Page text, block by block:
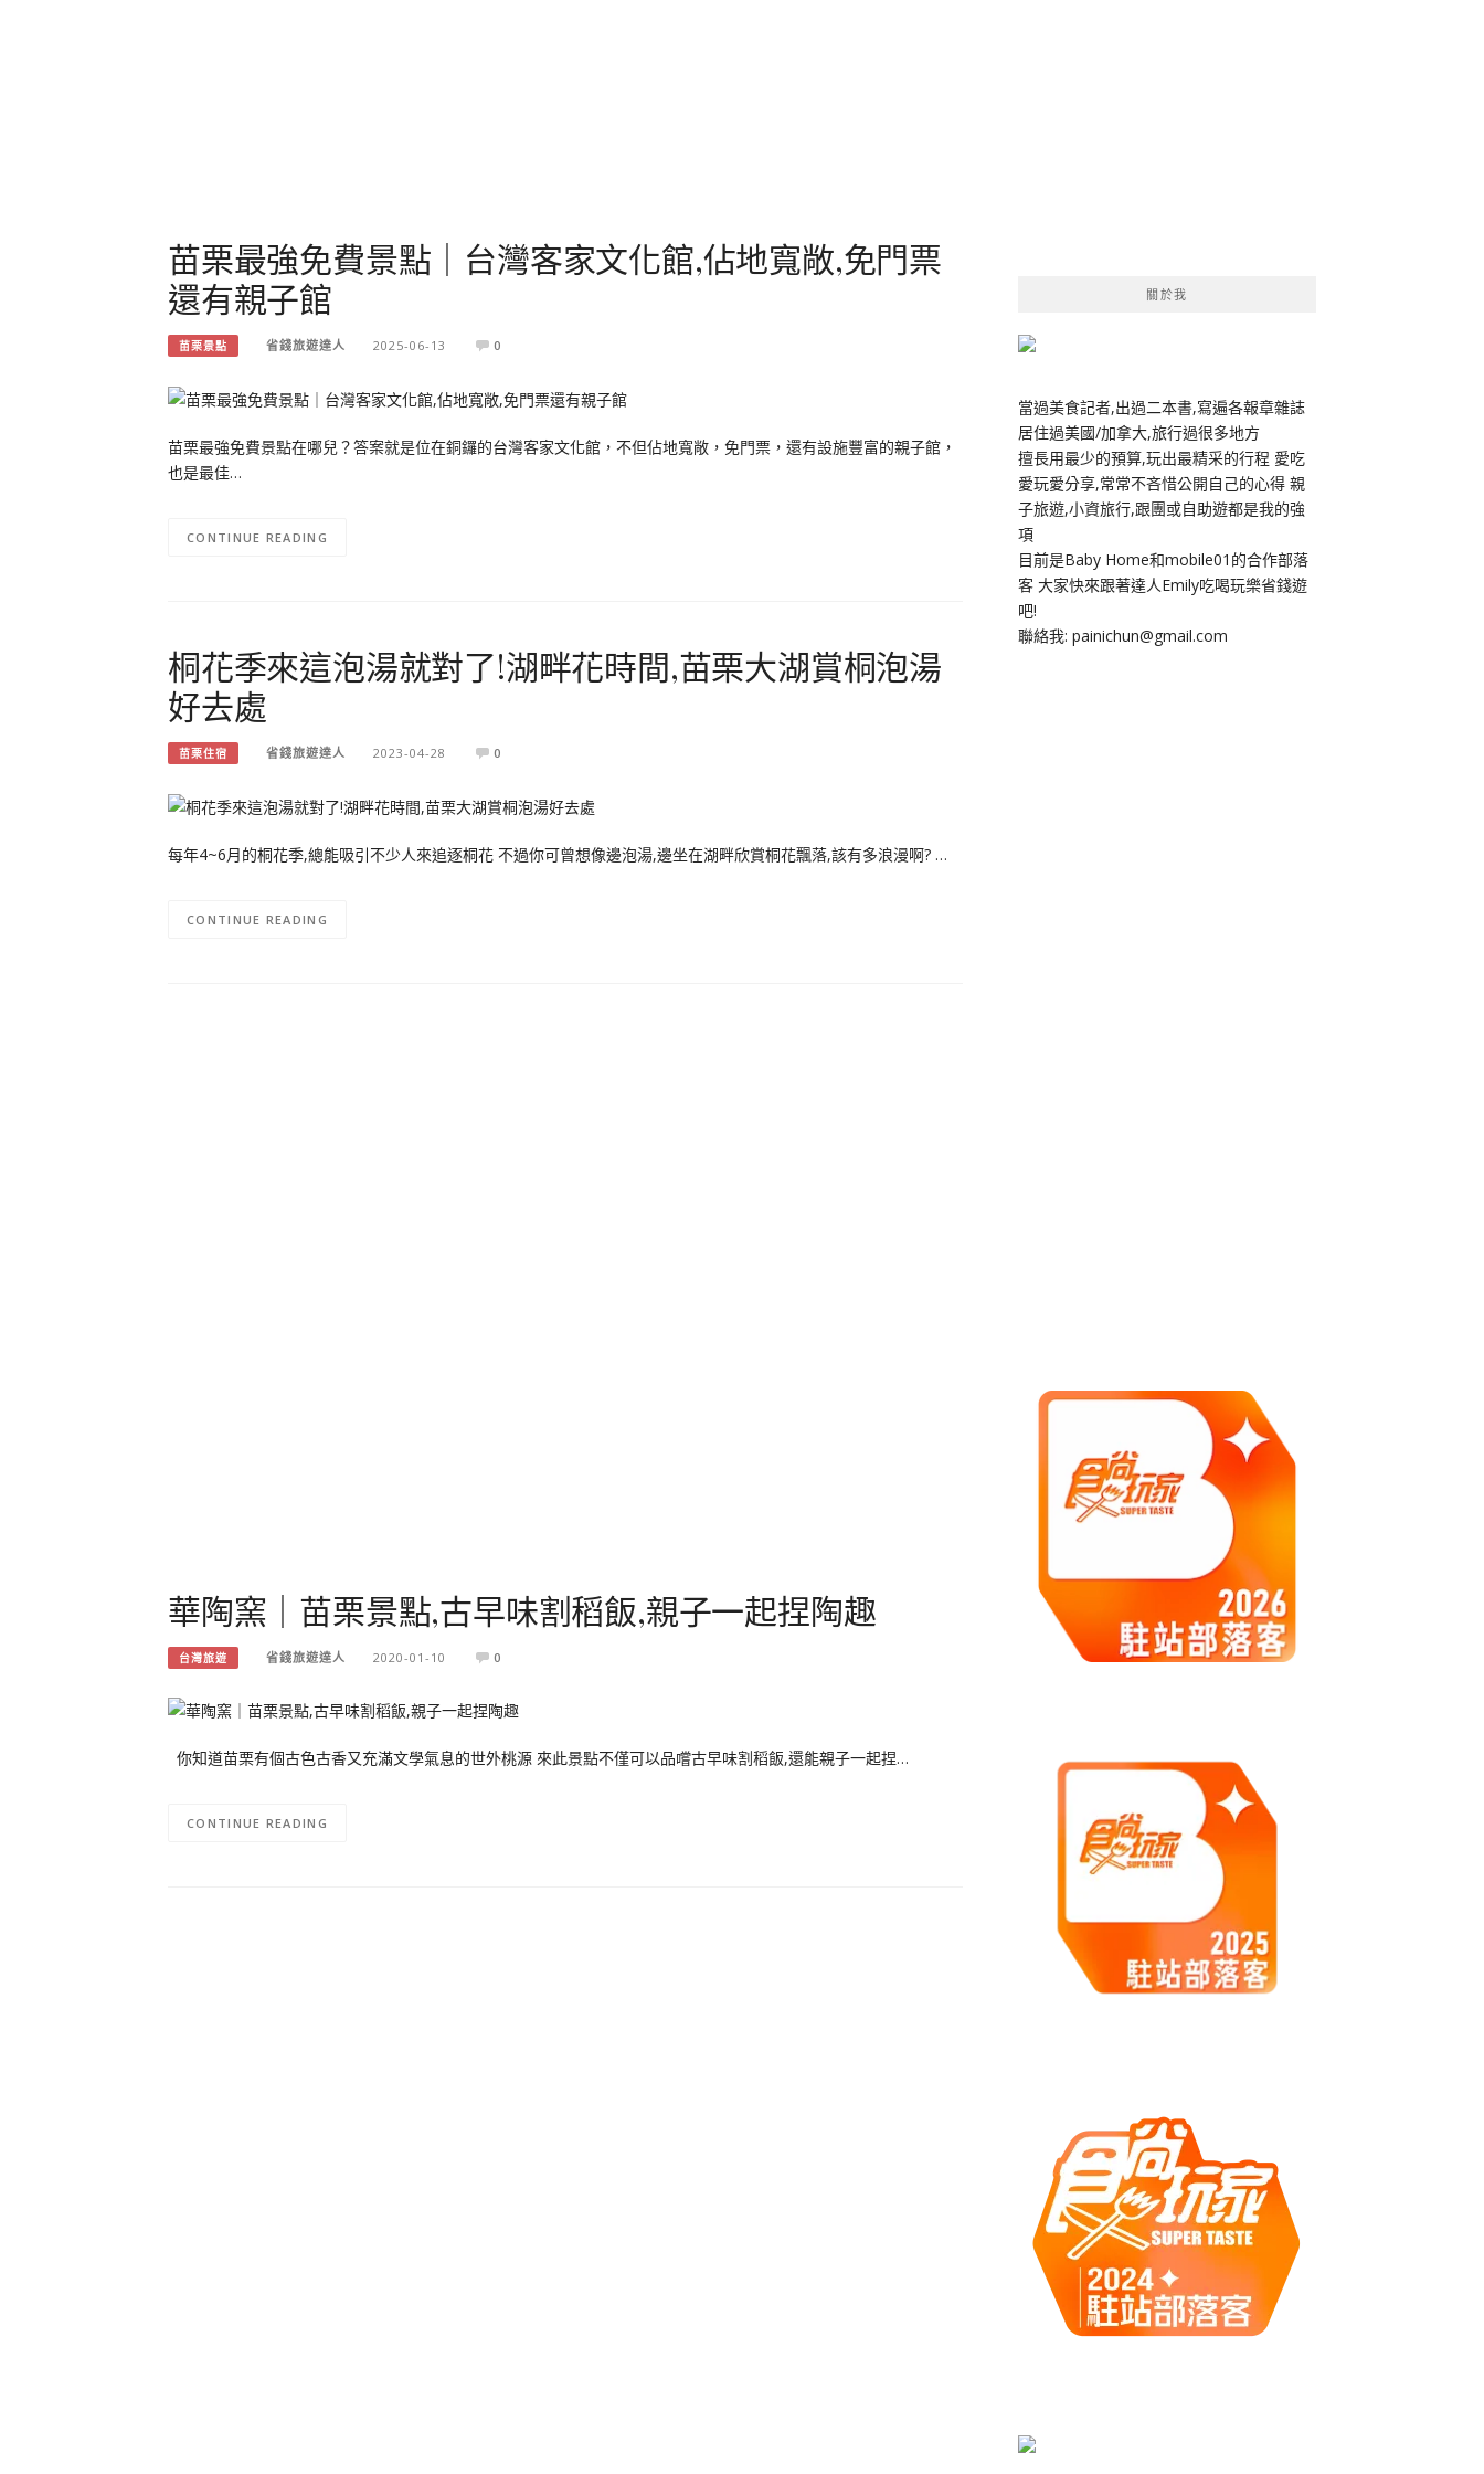
苗栗最強免費景點｜台灣客家文化館,佔地寬敞,免門票
還有親子館
苗栗景點 省錢旅遊達人 2025-06-13 0
苗栗最強免費景點在哪兒？答案就是位在銅鑼的台灣客家文化館，不但佔地寬敞，免門票，還有設施豐富的親子館，
也是最佳…
CONTINUE READING
桐花季來這泡湯就對了!湖畔花時間,苗栗大湖賞桐泡湯
好去處
苗栗住宿 省錢旅遊達人 2023-04-28 0
每年4~6月的桐花季,總能吸引不少人來追逐桐花 不過你可曾想像邊泡湯,邊坐在湖畔欣賞桐花飄落,該有多浪漫啊? …
CONTINUE READING
華陶窯｜苗栗景點,古早味割稻飯,親子一起捏陶趣
台灣旅遊 省錢旅遊達人 2020-01-10 0
你知道苗栗有個古色古香又充滿文學氣息的世外桃源 來此景點不僅可以品嚐古早味割稻飯,還能親子一起捏…
CONTINUE READING
關於我
當過美食記者,出過二本書,寫遍各報章雜誌
居住過美國/加拿大,旅行過很多地方
擅長用最少的預算,玩出最精采的行程 愛吃
愛玩愛分享,常常不吝惜公開自己的心得 親
子旅遊,小資旅行,跟團或自助遊都是我的強
項
目前是Baby Home和mobile01的合作部落
客 大家快來跟著達人Emily吃喝玩樂省錢遊
吧!
聯絡我: painichun@gmail.com